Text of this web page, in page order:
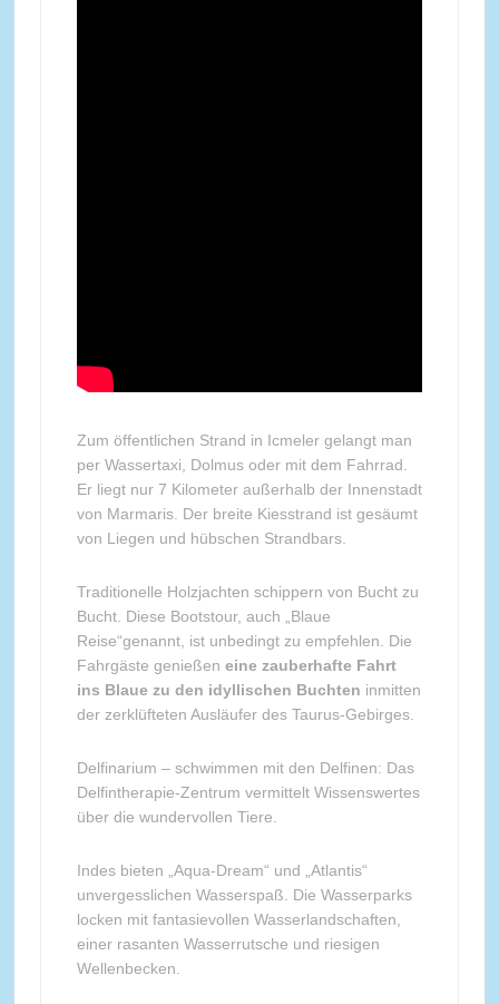
Zum öffentlichen Strand in Icmeler gelangt man
per Wassertaxi, Dolmus oder mit dem Fahrrad.
Er liegt nur 7 Kilometer außerhalb der Innenstadt
von Marmaris. Der breite Kiesstrand ist gesäumt
von Liegen und hübschen Strandbars.
Traditionelle Holzjachten schippern von Bucht zu
Bucht. Diese Bootstour, auch „Blaue
Reise“genannt, ist unbedingt zu empfehlen. Die
Fahrgäste genießen eine zauberhafte Fahrt
ins Blaue zu den idyllischen Buchten inmitten
der zerklüfteten Ausläufer des Taurus-Gebirges.
Delfinarium – schwimmen mit den Delfinen: Das
Delfintherapie-Zentrum vermittelt Wissenswertes
über die wundervollen Tiere.
Indes bieten „Aqua-Dream“ und „Atlantis“
unvergesslichen Wasserspaß. Die Wasserparks
locken mit fantasievollen Wasserlandschaften,
einer rasanten Wasserrutsche und riesigen
Wellenbecken.